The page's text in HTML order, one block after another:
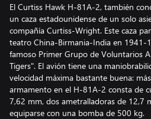
El Curtiss Hawk H-81A-2, también
un caza estadounidense de un solo
compañía Curtiss-Wright. Este caza
teatro China-Birmania-India en 1941-
famoso Primer Grupo de Voluntarios
Tigers". El avión tiene una
velocidad máxima bastante buena:
armamento en el H-81A-2 consta de
7,62 mm, dos ametralladoras de 12,7
equiparse con una bomba de 500 kg.